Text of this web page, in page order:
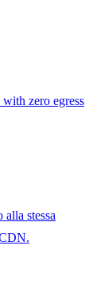
zero egress
stessa